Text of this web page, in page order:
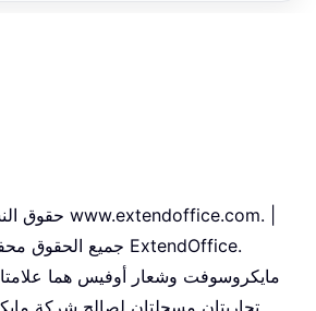
جميع الحقوق محفوظة. مدعوم بواسطة ExtendOffice.
مايكروسوفت وشعار أوفيس هما
تجاريتان مسجلتان لصالح شركة